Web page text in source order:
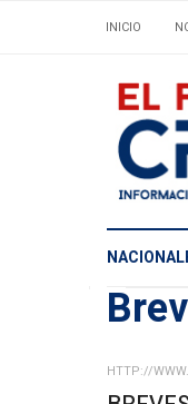
INICIO
HTTP://